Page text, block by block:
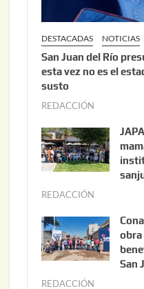
DESTACADAS NOTICIAS
San Juan del Río
esta vez no es el
susto
REDACCIÓN
o
s
t
,
2
0
REDACCIÓN
n
i
o
obra
San
REDACCIÓN